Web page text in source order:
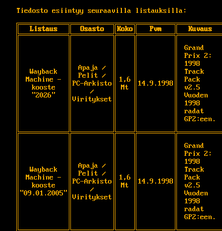
Tiedosto esiintyy seuraavilla listauksilla:
Listaus Osasto Koko Pvm Kuvaus
Wayback
Machine -
kooste
"2026"
Apaja /
Pelit /
PC-Arkisto
/
Viritykset
1,6
Mt
14.9.1998
Grand
Prix 2:
1998
Track
Pack
v2.5
Vuoden
1998
radat
GP2:een.
Wayback
Machine -
kooste
"09.01.2005"
Apaja /
Pelit /
PC-Arkisto
/
Viritykset
1,6
Mt
14.9.1998
Grand
Prix 2:
1998
Track
Pack
v2.5
Vuoden
1998
radat
GP2:een.